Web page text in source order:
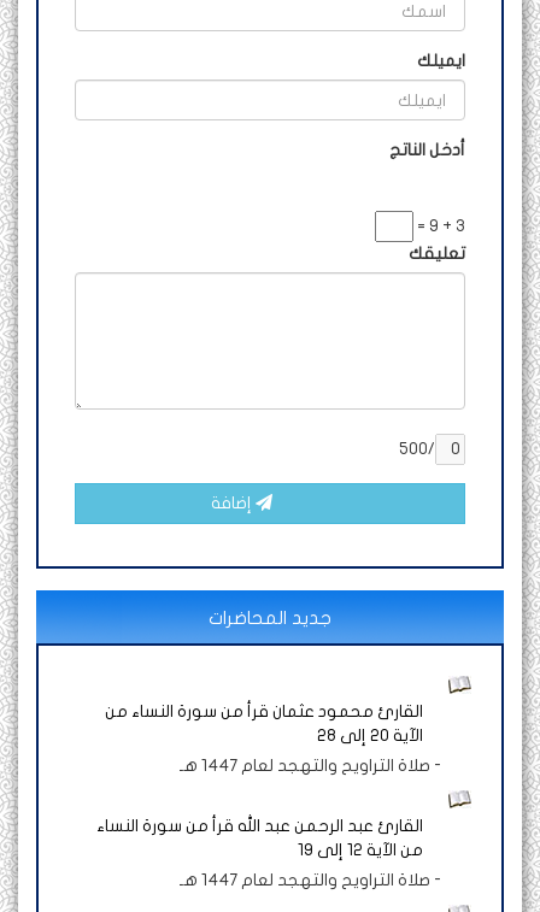
ايميلك
أدخل الناتج
3 + 9 =
تعليقك
/500
إضافة
جديد المحاضرات
القارئ محمود عثمان قرأ من سورة النساء من
الآية 20 إلى 28
- صلاة التراويح والتهجد لعام 1447 هـ
القارئ عبد الرحمن عبد الله قرأ من سورة النساء
من الآية 12 إلى 19
- صلاة التراويح والتهجد لعام 1447 هـ